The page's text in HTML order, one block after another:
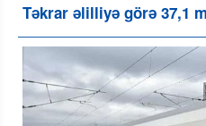
Təkrar əlilliyə görə 37,1